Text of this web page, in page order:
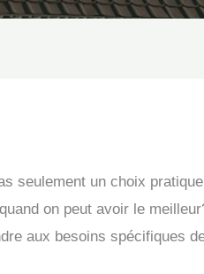
seulement un choix
on peut avoir le
aux besoins spécifiques